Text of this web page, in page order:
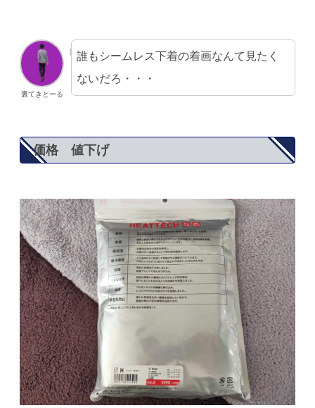
裏てきとーる
誰もシームレス下着の着画なんて見たく
ないだろ・・・
価格 値下げ